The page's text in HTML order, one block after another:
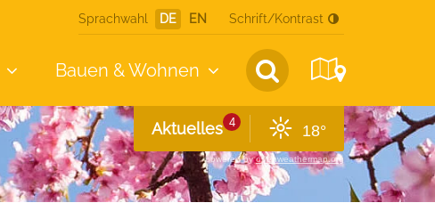
Sprachwahl DE EN Schrift/Kontrast
Aktuelles 4 18°
powered byopenweathermap.org
Bauen &Wohnen